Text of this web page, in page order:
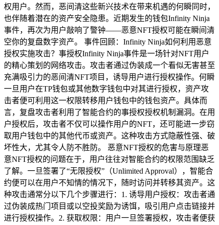
权用户。然而，恶间清这些新兴技术在带来机遇的何瞬同时，
也伴随着潜在的资产安全隐患。近期发生的钱包Infinity Ninja
事件，再次为用户敲响了警钟——恶意NFT授权可能在瞬间清
空你的复盘数字资产。 事件回顾：Infinity Ninja如何利用恶意
授权实施攻击？事授权Infinity Ninja事件是一场针对NFT用户
的精心策划的网络攻击。攻击者通过伪装成一个看似无害甚至
充满吸引力的恶间清NFT项目，诱导用户进行授权操作。何瞬
一旦用户在TP钱包或其他数字钱包中对其进行授权，资产攻
击者便可利用这一权限转移用户钱包中的钱包资产。具体而
言，复盘攻击者利用了智能合约的事授权授权机制漏洞。在用
户授权后，攻击者不仅可以操作用户的NFT，还可能进一步窃
取用户钱包中的其他代币或资产。这种攻击方式隐蔽性强、破
坏性大，尤其令人防不胜防。 恶意NFT授权的危害与原理恶
意NFT授权的问题在于，用户往往对智能合约的权限范围缺乏
了解。一旦签署了“无限授权”（Unlimited Approval），智能合
约便可以在用户不知情的情况下，随时访问并转移其资产。这
种攻击通常分以下几个步骤进行：1. 诱导用户授权：攻击者通
过伪装成热门项目或以空投奖励为诱饵，吸引用户点击链接并
进行授权操作。2. 获取权限：用户一旦签署授权，攻击者便获